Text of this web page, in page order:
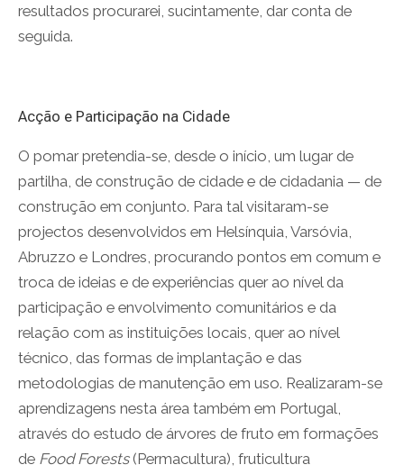
resultados procurarei, sucintamente, dar conta de
seguida.
Acção e Participação na Cidade
O pomar pretendia-se, desde o início, um lugar de
partilha, de construção de cidade e de cidadania — de
construção em conjunto. Para tal visitaram-se
projectos desenvolvidos em Helsínquia, Varsóvia,
Abruzzo e Londres, procurando pontos em comum e
troca de ideias e de experiências quer ao nível da
participação e envolvimento comunitários e da
relação com as instituições locais, quer ao nível
técnico, das formas de implantação e das
metodologias de manutenção em uso. Realizaram-se
aprendizagens nesta área também em Portugal,
através do estudo de árvores de fruto em formações
de Food Forests(Permacultura), fruticultura